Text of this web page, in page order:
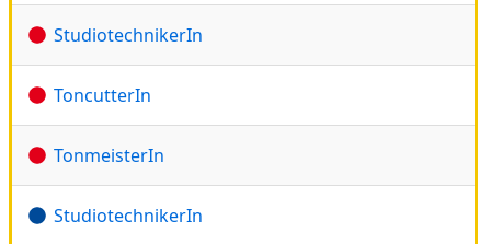
StudiotechnikerIn
ToncutterIn
TonmeisterIn
StudiotechnikerIn